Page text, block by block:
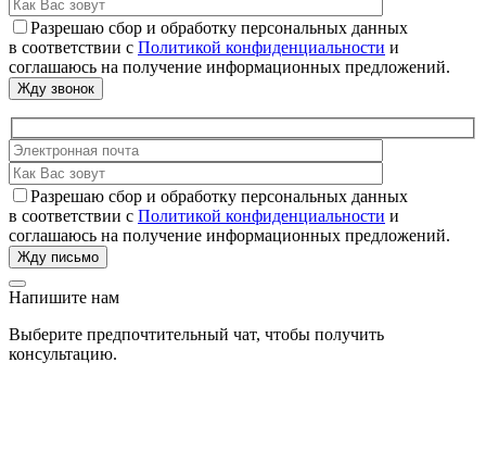
Разрешаю сбор и обработку персональных данных
в соответствии с Политикой конфиденциальности и
соглашаюсь на получение информационных предложений.
Разрешаю сбор и обработку персональных данных
в соответствии с Политикой конфиденциальности и
соглашаюсь на получение информационных предложений.
Напишите нам
Выберите предпочтительный чат, чтобы получить
консультацию.